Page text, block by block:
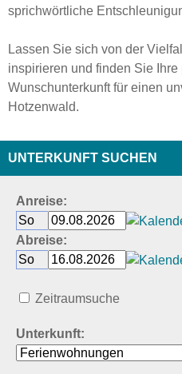
sprichwörtliche
Lassen Sie sich von der
inspirieren und finden Sie
Wunschunterkunft für einen
Hotzenwald.
UNTERKUNFT SUCHEN
Anreise:
Abreise:
Zeitraumsuche
Unterkunft: